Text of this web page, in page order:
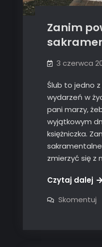
Zanim
3 czerwca
Ślub to jedno
wydarzeń w
pani marzy,
wyjątkowym
księżniczka.
sakramentalne
zmierzyć się z
Czytaj dalej
Skomentujon